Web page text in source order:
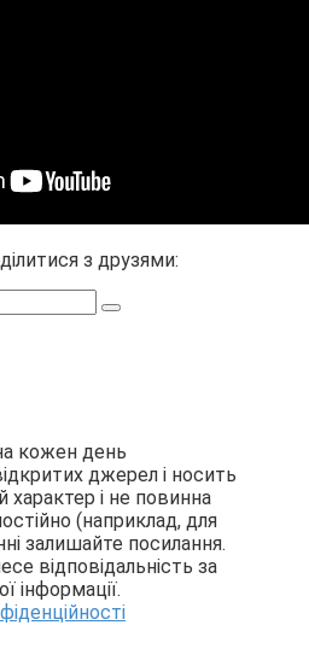
з друзями:
кожен день
джерел і носить
і не повинна
(наприклад, для
залишайте посилання.
відповідальність за
інформації.